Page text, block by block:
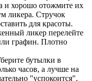
и хорошо отожмите их
ликера. Стручок
для красоты.
ликер перелейте
графин. Плотно
бутылки в
часов, а лучше на
"успокоится",